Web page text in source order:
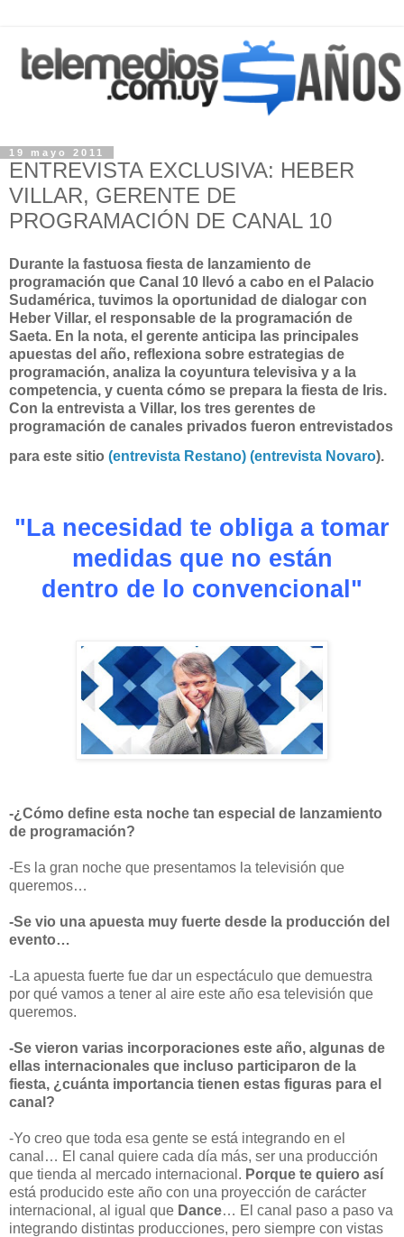
19 mayo 2011
ENTREVISTA EXCLUSIVA: HEBER
VILLAR, GERENTE DE
PROGRAMACIÓN DE CANAL 10
Durante la fastuosa fiesta de lanzamiento de
programación que Canal 10 llevó a cabo en el Palacio
Sudamérica, tuvimos la oportunidad de dialogar con
Heber Villar, el responsable de la programación de
Saeta. En la nota, el gerente anticipa las principales
apuestas del año, reflexiona sobre estrategias de
programación, analiza la coyuntura televisiva y a la
competencia, y cuenta cómo se prepara la fiesta de Iris.
Con la entrevista a Villar, los tres gerentes de
programación de canales privados fueron entrevistados
para este sitio (entrevista Restano) (entrevista Novaro).
"La necesidad te obliga a tomar
medidas que no están
dentro de lo convencional"
-¿Cómo define esta noche tan especial de lanzamiento
de programación?
-Es la gran noche que presentamos la televisión que
queremos…
-Se vio una apuesta muy fuerte desde la producción del
evento…
-La apuesta fuerte fue dar un espectáculo que demuestra
por qué vamos a tener al aire este año esa televisión que
queremos.
-Se vieron varias incorporaciones este año, algunas de
ellas internacionales que incluso participaron de la
fiesta, ¿cuánta importancia tienen estas figuras para el
canal?
-Yo creo que toda esa gente se está integrando en el
canal… El canal quiere cada día más, ser una producción
que tienda al mercado internacional. Porque te quiero así
está producido este año con una proyección de carácter
internacional, al igual que Dance… El canal paso a paso va
integrando distintas producciones, pero siempre con vistas